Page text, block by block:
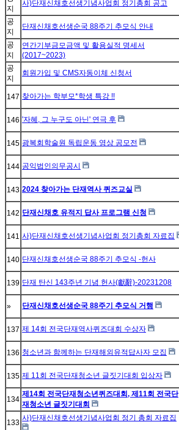
지
사)단재신채호선생기념사업회 정기총회 공고
공
지
단재신채호선생순국 88주기 추모식 안내
공
지
연간기부금모금액 및 활용실적 명세서
(2017~2023)
공
지
회원가입 및 CMS자동이체 신청서
147 찾아가는 학부모*학생 특강 !!
146 '자혜, 그 누구도 아닌' 연극 후
145 광복회학술원 독립운동 영상 공모전
144 공익법인의무공시
143 2024 찾아가는 단재역사 퀴즈교실
142 단재신채호 유적지 답사 프로그램 신청
141 사)단재신채호선생기념사업회 정기총회 자료집
140 단재신채호선생순국 88주기 추모식 -헌사
139 단재 탄신 143주년 기념 헌사(獻辭)-20231208
» 단재신채호선생순국 88주기 추모식 거행
137 제 14회 전국단재역사퀴즈대회 수상자
136 청소년과 함께하는 단재해외유적답사자 모집
135 제 11회 전국단재청소년 글짓기대회 입상자
134
제14회 전국단재청소년퀴즈대회, 제11회 전국단
재청소년 글짓기대회
133
사)단재신채호선생기념사업회 정기 총회 자료집